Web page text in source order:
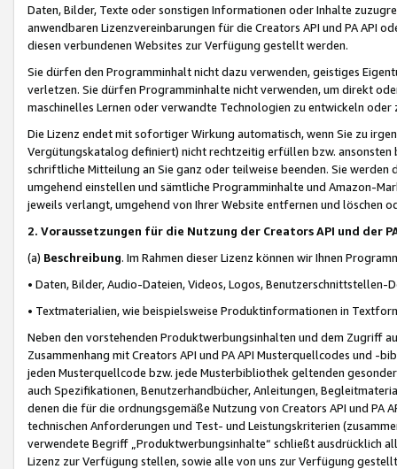
Daten, Bilder, Texte oder sonstigen Informationen oder Inhalte
anwendbaren Lizenzvereinbarungen für die Creators API und PA API
diesen verbundenen Websites zur Verfügung gestellt werden.
Sie dürfen den Programminhalt nicht dazu verwenden, geistiges
verletzen. Sie dürfen Programminhalte nicht verwenden, um direkt
maschinelles Lernen oder verwandte Technologien zu entwickeln
Die Lizenz endet mit sofortiger Wirkung automatisch, wenn Sie zu
Vergütungskatalog definiert) nicht rechtzeitig erfüllen bzw. ansonsten
schriftliche Mitteilung an Sie ganz oder teilweise beenden. Sie werden
umgehend einstellen und sämtliche Programminhalte und Amazon-
jeweils verlangt, umgehend von Ihrer Website entfernen und löschen
2. Voraussetzungen für die Nutzung der Creators API und der
(a) Beschreibung. Im Rahmen dieser Lizenz können wir Ihnen
• Daten, Bilder, Audio-Dateien, Videos, Logos, Benutzerschnittstellen-
• Textmaterialien, wie beispielsweise Produktinformationen in
Neben den vorstehenden Produktwerbungsinhalten und dem Zugriff
Zusammenhang mit Creators API und PA API Musterquellcodes und
jeden Musterquellcode bzw. jede Musterbibliothek geltenden
auch Spezifikationen, Benutzerhandbücher, Anleitungen,
denen die für die ordnungsgemäße Nutzung von Creators API und PA
technischen Anforderungen und Test- und Leistungskriterien
verwendete Begriff „Produktwerbungsinhalte“ schließt ausdrücklich
Lizenz zur Verfügung stellen, sowie alle von uns zur Verfügung